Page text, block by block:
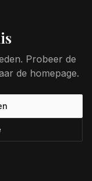
Probeer de
de homepage.